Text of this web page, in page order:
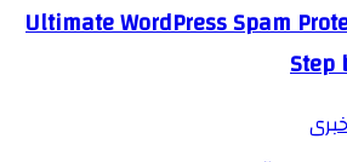
Ultimate WordPress Spam
Step